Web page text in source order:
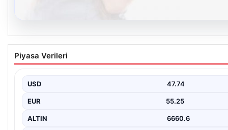
08.08.2026
Kelebek.Org İle Sanal İletişimin Sertifikalı
İnternet çağında insanların seviyeli bir biçimde bağlantı
Piyasa Verileri
USD 47.74
EUR 55.25
ALTIN 6660.6